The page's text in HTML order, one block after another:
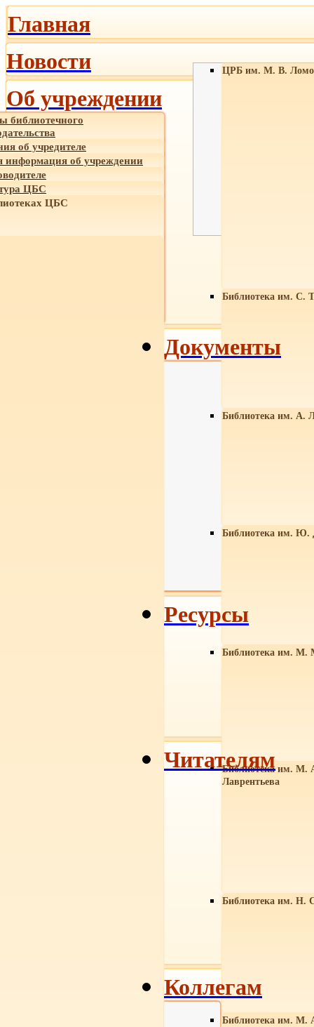
Главная
Новости
Об учреждении
библиотечного
об учредителе
об учреждении
ЦБС
ЦБС
ЦРБ им. М. В.
Библиотека им. С.
Библиотека им. А.
Библиотека им. Ю.
Библиотека им. М.
Библиотека им. М.
Лаврентьева
Библиотека им. Н.
Библиотека им. М.
Документы
Ресурсы
Читателям
Коллегам